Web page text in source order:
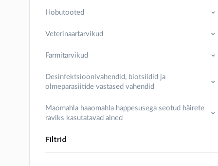
Hobutooted
Veterinaartarvikud
Farmitarvikud
Desinfektsioonivahendid, biotsiidid ja
olmeparasiitide vastased vahendid
Maomahla haaomahla happesusega seotud häirete
raviks kasutatavad ained
Filtrid